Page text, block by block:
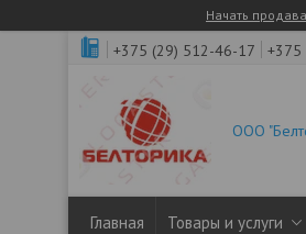
Начать
+375 (29) 512-46-17 +375
ООО
Главная Товары и услуги